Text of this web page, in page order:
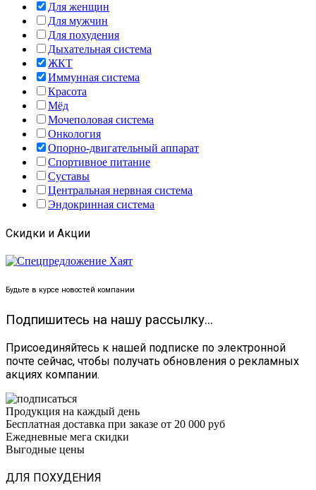
Для женщин
Для мужчин
Для похудения
Дыхательная система
ЖКТ
Иммунная система
Красота
Мёд
Мочеполовая система
Онкология
Опорно-двигательный аппарат
Спортивное питание
Суставы
Центральная нервная система
Эндокринная система
Скидки и Акции
Будьте в курсе новостей компании
Подпишитесь на нашу рассылку...
Присоединяйтесь к нашей подписке по электронной
почте сейчас, чтобы получать обновления о рекламных
акциях компании.
Продукция на каждый день
Бесплатная доставка при заказе от 20 000 руб
Ежедневные мега скидки
Выгодные цены
ДЛЯ ПОХУДЕНИЯ